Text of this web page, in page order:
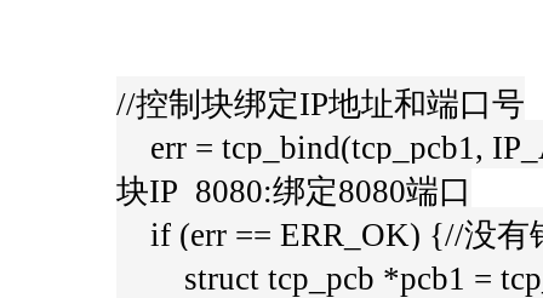
//控制块绑定IP地址和端口号
err = tcp_bind(tcp_pcb1,
块IP 8080:绑定8080端口
if (err == ERR_OK) {//没有
struct tcp_pcb *pcb1 =